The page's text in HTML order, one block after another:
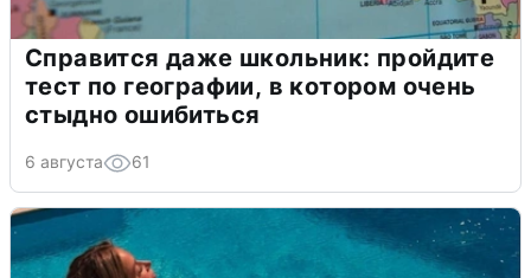
Справится даже школьник: пройдите
тест по географии, в котором очень
стыдно ошибиться
6 августа 61